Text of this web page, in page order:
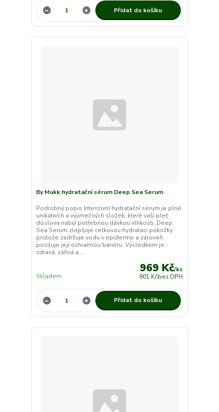
Přidat do košíku
By Mukk hydratační sérum Deep Sea Serum
Podrobný popis Intenzivní hydratační sérum je plné
unikátních a výjimečných složek, které vaši pleť
doslova nabijí potřebnou dávkou vlhkosti. Deep
Sea Serum zlepšuje celkovou hydrataci pokožky,
protože zadržuje vodu v epiderme a zároveň
posiluje její ochrannou bariéru. Výsledkem je
zdravá, zářivá a ...
969 Kč/ks
801 Kčbez DPH
Skladem
Přidat do košíku